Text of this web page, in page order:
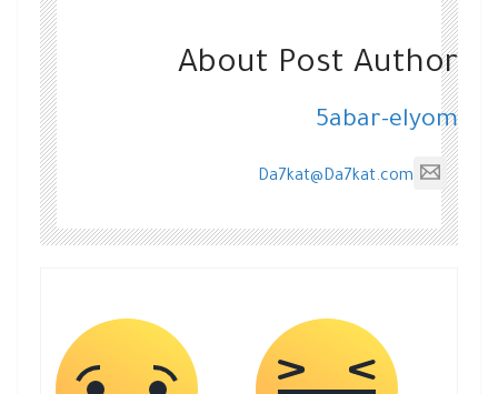
About Post Author
5abar-elyom
Da7kat@Da7kat.com